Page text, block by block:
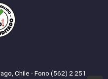
Chile - Fono (562) 2 251